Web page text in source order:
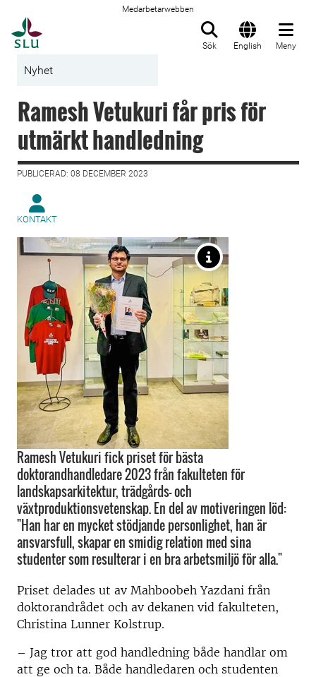
Medarbetarwebben
Sök English Meny
Nyhet
Ramesh Vetukuri får pris för
utmärkt handledning
PUBLICERAD: 08 DECEMBER 2023
KONTAKT
Ramesh Vetukuri fick priset för bästa
doktorandhandledare 2023 från fakulteten för
landskapsarkitektur, trädgårds- och
växtproduktionsvetenskap. En del av motiveringen löd:
"Han har en mycket stödjande personlighet, han är
ansvarsfull, skapar en smidig relation med sina
studenter som resulterar i en bra arbetsmiljö för alla."
Priset delades ut av Mahboobeh Yazdani från
doktorandrådet och av dekanen vid fakulteten,
Christina Lunner Kolstrup.
– Jag tror att god handledning både handlar om
att ge och ta. Både handledaren och studenten